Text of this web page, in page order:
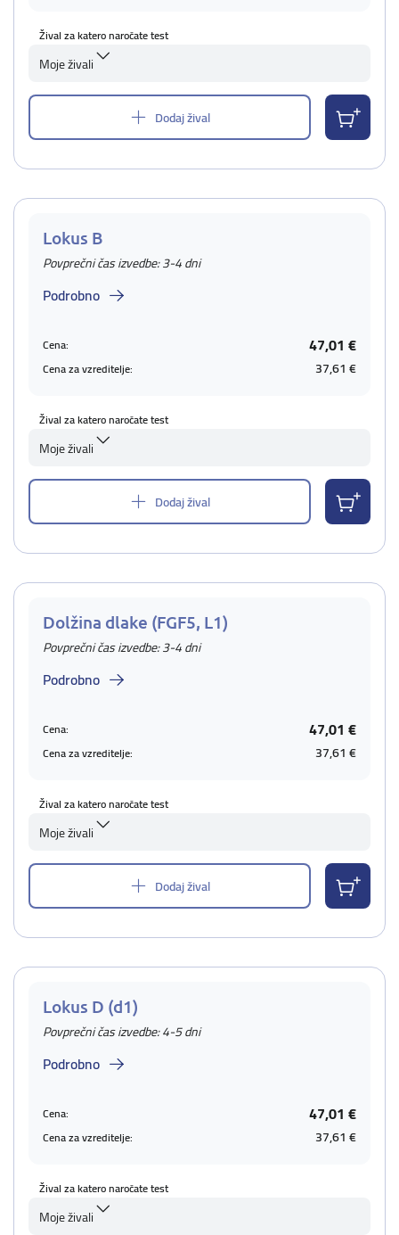
Žival za katero naročate test
Moje živali
Dodaj žival
Lokus B
Povprečni čas izvedbe: 3-4 dni
Podrobno
Cena: 47,01 €
Cena za vzreditelje: 37,61 €
Žival za katero naročate test
Moje živali
Dodaj žival
Dolžina dlake (FGF5, L1)
Povprečni čas izvedbe: 3-4 dni
Podrobno
Cena: 47,01 €
Cena za vzreditelje: 37,61 €
Žival za katero naročate test
Moje živali
Dodaj žival
Lokus D (d1)
Povprečni čas izvedbe: 4-5 dni
Podrobno
Cena: 47,01 €
Cena za vzreditelje: 37,61 €
Žival za katero naročate test
Moje živali